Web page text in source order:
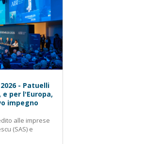
- Patuelli
e per l'Europa,
impegno
alle imprese
(SAS) e